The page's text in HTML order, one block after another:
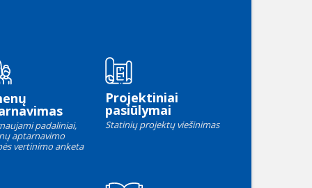
padaliniai,
aptarnavimo
vertinimo anketa
Projektiniai
pasiūlymai
Statinių projektų viešinimas